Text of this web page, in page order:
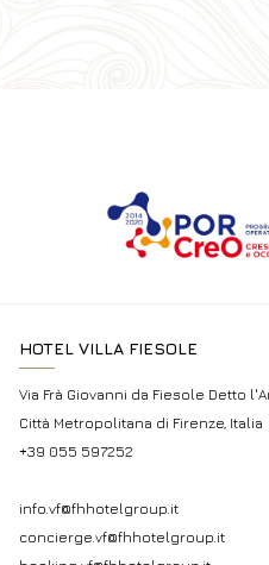
HOTEL VILLA FIESOLE
Via Frà Giovanni da Fiesole Detto
Città Metropolitana di Firenze, Italia
+39 055 597252
info.vf@fhhotelgroup.it
concierge.vf@fhhotelgroup.it